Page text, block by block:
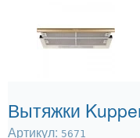
Вытяжки
Артикул: 5671